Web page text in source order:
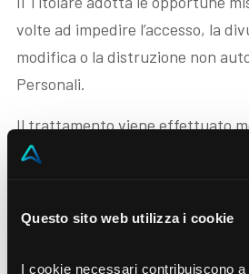
Questo sito web utilizza i cookie
I cookie necessari contribuiscono
volte ad impedire l’accesso, la
modifica o la distruzione non
Personali.
Il trattamento viene effettuato
informatici e/o telematici, con